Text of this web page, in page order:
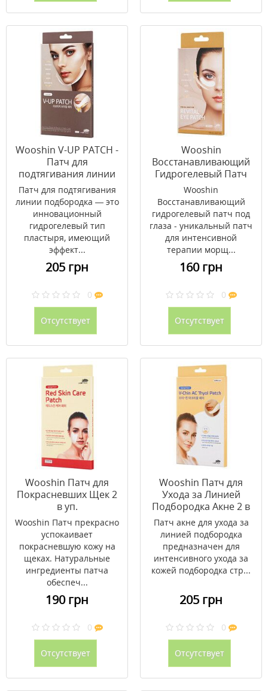
Wooshin V-UP PATCH -
Патч для
подтягивания линии
подбородка 2 в уп.
Патч для подтягивания
линии подбородка — это
инновационный
гидрогелевый тип
пластыря, имеющий
эффект...
205 грн
0
Отсутствует
Wooshin
Восстанавливающий
Гидрогелевый Патч
под Глаза 4 пары в уп.
Wooshin
Восстанавливающий
гидрогелевый патч под
глаза - уникальный патч
для интенсивной
терапии морщ...
160 грн
0
Отсутствует
Wooshin Патч для
Покрасневших Щек 2
в уп.
Wooshin Патч прекрасно
успокаивает
покрасневшую кожу на
щеках. Натуральные
ингредиенты патча
обеспеч...
190 грн
0
Отсутствует
Wooshin Патч для
Ухода за Линией
Подбородка Акне 2 в
уп.
Патч акне для ухода за
линией подбородка
предназначен для
интенсивного ухода за
кожей подбородка стр...
205 грн
0
Отсутствует